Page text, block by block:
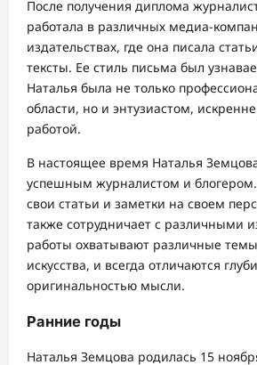
После получения диплома
работала в различных медиа-
издательствах, где она писала
тексты. Ее стиль письма был
Наталья была не только
области, но и энтузиастом,
работой.
В настоящее время Наталья
успешным журналистом и
свои статьи и заметки на своем
также сотрудничает с различными
работы охватывают различные
искусства, и всегда отличаются
оригинальностью мысли.
Ранние годы
Наталья Земцова родилась 15